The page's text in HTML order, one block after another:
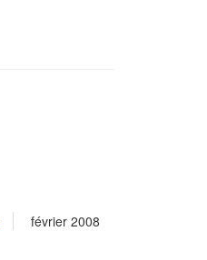
février 2008